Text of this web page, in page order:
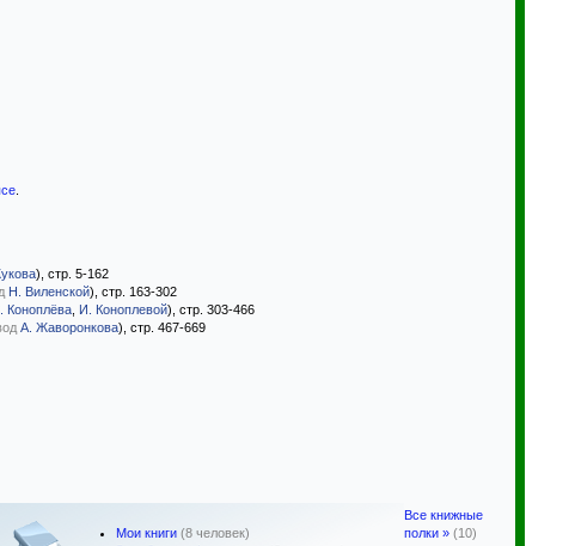
.
), стр. 5-162
Н. Виленской), стр. 163-302
Коноплёва И. Коноплевой), стр. 303-466
А. Жаворонкова), стр. 467-669
Мои книги (8 человек)
Все книжные
полки » (10)